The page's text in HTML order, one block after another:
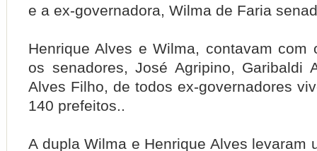
e a ex-governadora, Wilma de Faria
Henrique Alves e Wilma, contavam com
os senadores, José Agripino, Garibaldi
Alves Filho, de todos ex-governadores
140 prefeitos..
A dupla Wilma e Henrique Alves levaram